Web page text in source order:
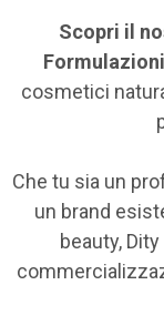
Scopri il
cosmetici
Che tu sia un
un brand
beauty,